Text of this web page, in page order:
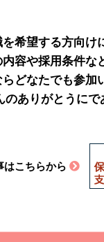
希望する方向け
容や採用条件
どなたでも参加
ありがとうに
はこちらから